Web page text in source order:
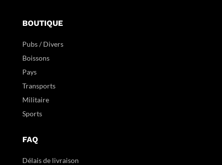
BOUTIQUE
Pubs / Divers
Boissons
Pays
Transports
Militaire
Sports
FAQ
Délais de livraison